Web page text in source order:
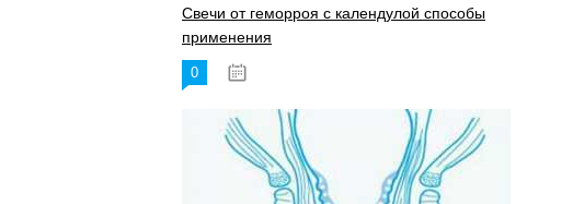
Свечи от геморроя с календулой способы
применения
0